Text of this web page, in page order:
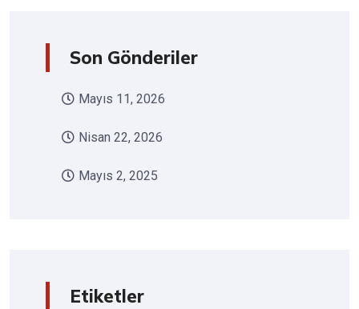
Son Gönderiler
Mayıs 11, 2026
Nisan 22, 2026
Mayıs 2, 2025
Etiketler